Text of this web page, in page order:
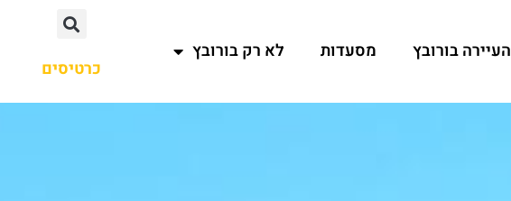
העיירה בורובץ מסעדות לא רק בורובץ
כרטיסים